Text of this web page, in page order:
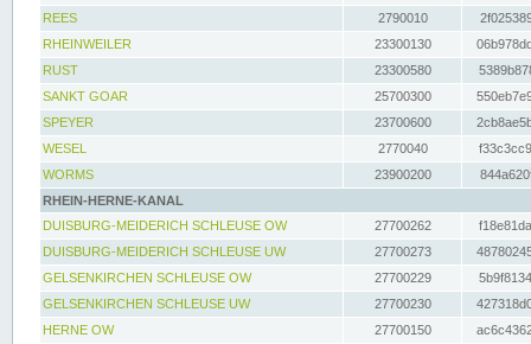
REES
2790010
RHEINWEILER
23300130
RUST
23300580
SANKT GOAR
25700300
SPEYER
23700600
WESEL
2770040
WORMS
23900200
RHEIN-HERNE-KANAL
DUISBURG-MEIDERICH SCHLEUSE OW
27700262
DUISBURG-MEIDERICH SCHLEUSE UW
27700273
GELSENKIRCHEN SCHLEUSE OW
27700229
GELSENKIRCHEN SCHLEUSE UW
27700230
HERNE OW
27700150